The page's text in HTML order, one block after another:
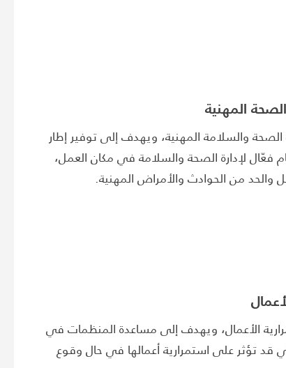
والسلامة المهنية، ويهدف إلى توفير إطار
فعّال لإدارة الصحة والسلامة في مكان العمل،
من الحوادث والأمراض المهنية.
الأعمال، ويهدف إلى مساعدة المنظمات في
قد تؤثر على استمرارية أعمالها في حال وقوع